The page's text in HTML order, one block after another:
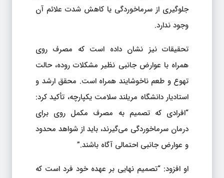
جلوگیری از سرماخوردگی یا کاهش شدت علائم آن
وجود ندارد.
تحقیقات نیز نشان داده است که مصرف روی
همراه با عوارض جانبی نظیر مشکلات روده، حالت
تهوع و طعم ناخوشایند همراه است. محقق ارشد و
استادیار دانشگاه مریلند سلامت یکپارچه، تأکید کرد:
“افرادی که تصمیم به مصرف مکمل روی برای
درمان سرماخوردگی می‌گیرند، باید از شواهد محدود
و عوارض جانبی احتمالی آگاه باشند.”
او افزود: “تصمیم نهایی بر عهده خود فرد است که